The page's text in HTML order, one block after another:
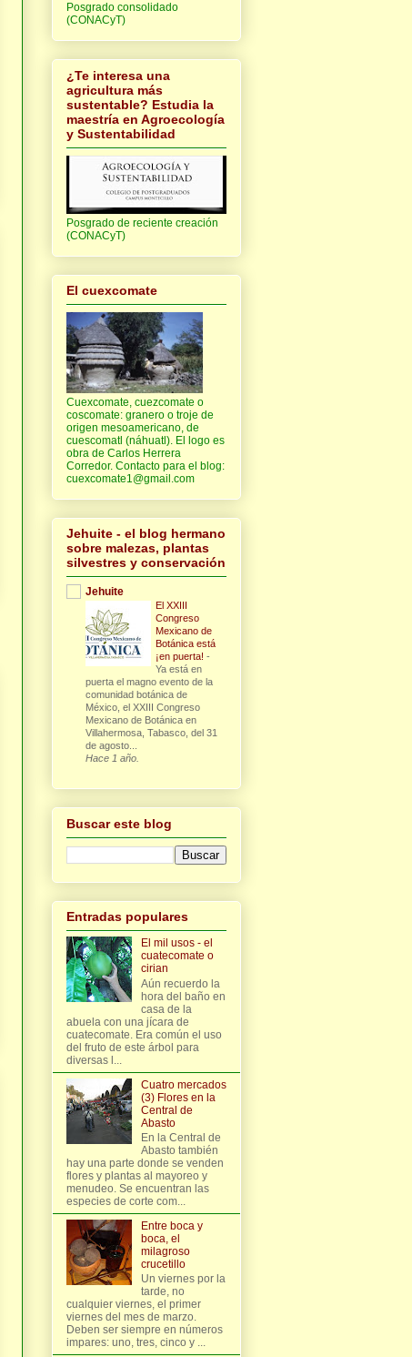
Posgrado consolidado
(CONACyT)
¿Te interesa una
agricultura más
sustentable? Estudia la
maestría en Agroecología
y Sustentabilidad
Posgrado de reciente creación
(CONACyT)
El cuexcomate
Cuexcomate, cuezcomate o
coscomate: granero o troje de
origen mesoamericano, de
cuescomatl (náhuatl). El logo es
obra de Carlos Herrera
Corredor. Contacto para el blog:
cuexcomate1@gmail.com
Jehuite - el blog hermano
sobre malezas, plantas
silvestres y conservación
Jehuite
El XXIII
Congreso
Mexicano de
Botánica está
¡en puerta! -
Ya está en
puerta el magno evento de la
comunidad botánica de
México, el XXIII Congreso
Mexicano de Botánica en
Villahermosa, Tabasco, del 31
de agosto...
Hace 1 año.
Buscar este blog
Entradas populares
El mil usos - el
cuatecomate o
cirian
Aún recuerdo la
hora del baño en
casa de la
abuela con una jícara de
cuatecomate. Era común el uso
del fruto de este árbol para
diversas l...
Cuatro mercados
(3) Flores en la
Central de
Abasto
En la Central de
Abasto también
hay una parte donde se venden
flores y plantas al mayoreo y
menudeo. Se encuentran las
especies de corte com...
Entre boca y
boca, el
milagroso
crucetillo
Un viernes por la
tarde, no
cualquier viernes, el primer
viernes del mes de marzo.
Deben ser siempre en números
impares: uno, tres, cinco y ...